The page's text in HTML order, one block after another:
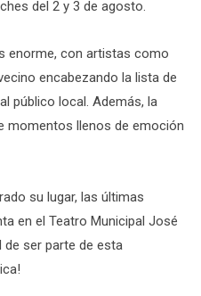
del 2 y 3 de agosto.
enorme, con artistas como
encabezando la lista de
público local. Además, la
momentos llenos de emoción
su lugar, las últimas
en el Teatro Municipal José
de ser parte de esta